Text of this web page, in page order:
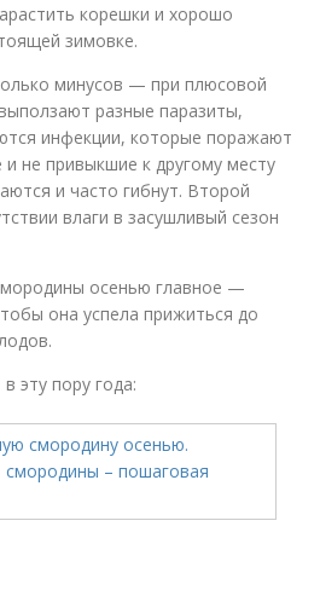
корешки и хорошо
зимовке.
минусов — при плюсовой
разные паразиты,
инфекции, которые поражают
не привыкшие к другому месту
и часто гибнут. Второй
влаги в засушливый сезон
осенью главное —
она успела прижиться до
эту пору года: